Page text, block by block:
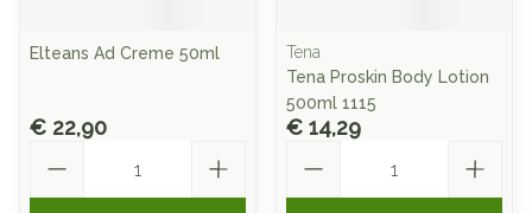
Elteans Ad Creme 50ml
€ 22,90
Tena
Tena Proskin Body Lotion
500ml 1115
€ 14,29